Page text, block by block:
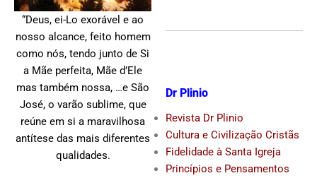
“Deus, ei-Lo exorável e ao
nosso alcance, feito homem
como nós, tendo junto de Si
a Mãe perfeita, Mãe d’Ele
mas também nossa, …e São
José, o varão sublime, que
reúne em si a maravilhosa
antítese das mais diferentes
qualidades.
Dr Plinio
Revista Dr Plinio
Cultura e Civilização Cristãs
Fidelidade à Santa Igreja
Princípios e Pensamentos